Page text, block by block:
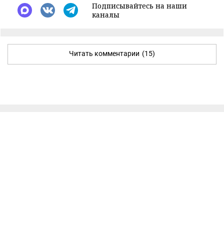
Подписывайтесь на наши
каналы
Читать комментарии (15)